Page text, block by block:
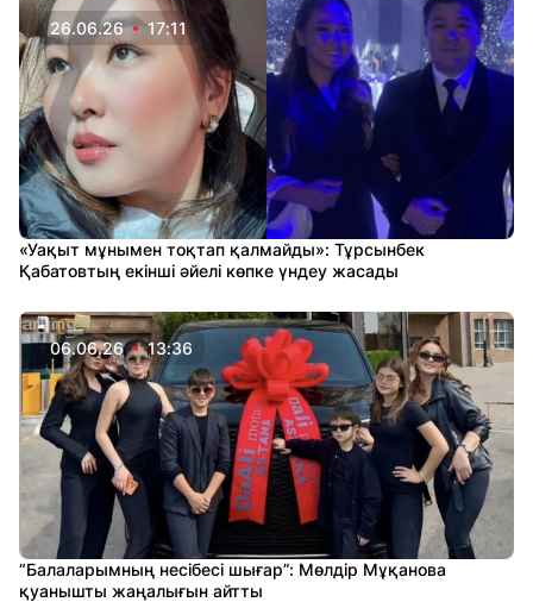
26.06.26 17:11
«Уақыт мұнымен тоқтап қалмайды»: Тұрсынбек
Қабатовтың екінші әйелі көпке үндеу жасады
06.06.26 13:36
“Балаларымның несібесі шығар”: Мөлдір Мұқанова
қуанышты жаңалығын айтты